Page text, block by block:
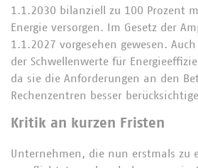
1.1.2030 bilanziell zu 100 Prozent
Energie versorgen. Im Gesetz der
1.1.2027 vorgesehen gewesen.
der Schwellenwerte für
da sie die Anforderungen an den
Rechenzentren besser
Kritik an kurzen Fristen
Unternehmen, die nun erstmals zu